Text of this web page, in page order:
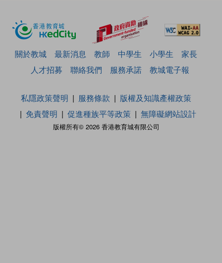
關於教城 最新消息 教師 中學生 小學生
家長
人才招募
聯絡我們 服務承諾 教城電子報
版權所有© 2026 香港教育城有限公司
私隱政策聲明 服務條款
版權及知識產權政策
免責聲明
促進種族平等政策 無障礙網站設計